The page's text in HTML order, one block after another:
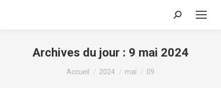
Recherche
Archives du jour : 9 mai 2024
Vous êtes ici :
Accueil 2024 mai 09